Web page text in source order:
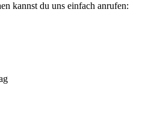
kannst du uns einfach anrufen: